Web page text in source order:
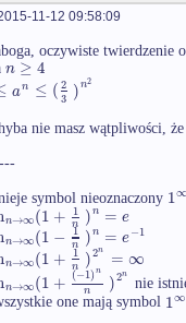
11-12 09:58:09
oczywiste twierdzenie
n≥ 4
an ≤ (2
3 )n2
nie masz wątpliwości,
symbol nieoznaczony 1∞
n→∞(1 + 1
n )n = e
n→∞(1 − 1
n )n = e−1
n→∞(1 + 1
n )2n = ∞
n→∞(1 + (−1) n
n )2n
nie
one mają symbol 1∞